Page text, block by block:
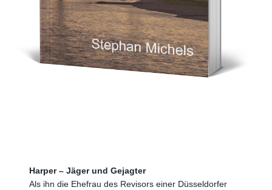
Harper – Jäger und Gejagter
Als ihn die Ehefrau des Revisors einer Düsseldorfer